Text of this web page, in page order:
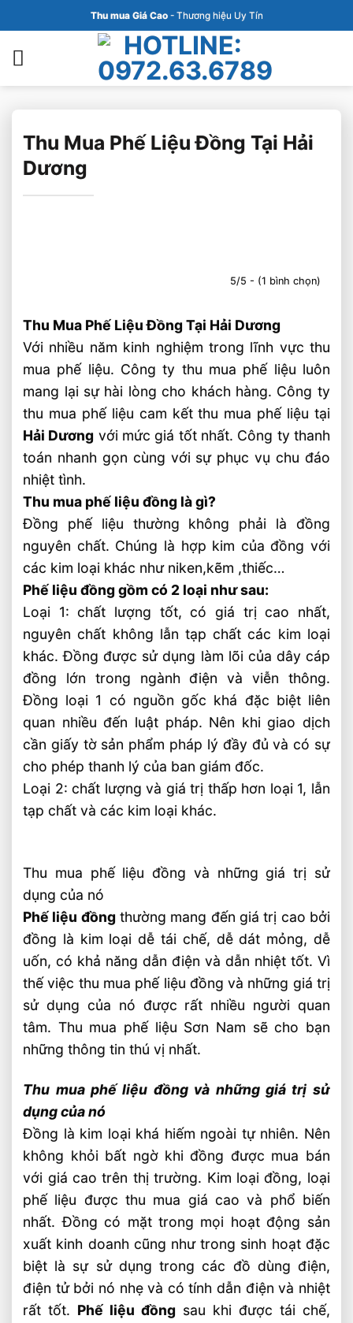
qua
nội
Thu mua Giá Cao- Thương hiệu Uy Tín
Thu Mua Phế Liệu Đồng Tại Hải
Dương
5/5 - (1 bình chọn)
Thu Mua Phế Liệu Đồng Tại Hải Dương
Với nhiều năm kinh nghiệm trong lĩnh vực thu
mua phế liệu. Công ty thu mua phế liệu luôn
mang lại sự hài lòng cho khách hàng. Công ty
thu mua phế liệu cam kết thu mua phế liệu tại
Hải Dương với mức giá tốt nhất. Công ty thanh
toán nhanh gọn cùng với sự phục vụ chu đáo
nhiệt tình.
Thu mua phế liệu đồng là gì?
Đồng phế liệu thường không phải là đồng
nguyên chất. Chúng là hợp kim của đồng với
các kim loại khác như niken,kẽm ,thiếc…
Phế liệu đồng gồm có 2 loại như sau:
Loại 1: chất lượng tốt, có giá trị cao nhất,
nguyên chất không lẫn tạp chất các kim loại
khác. Đồng được sử dụng làm lõi của dây cáp
đồng lớn trong ngành điện và viễn thông.
Đồng loại 1 có nguồn gốc khá đặc biệt liên
quan nhiều đến luật pháp. Nên khi giao dịch
cần giấy tờ sản phẩm pháp lý đầy đủ và có sự
cho phép thanh lý của ban giám đốc.
Loại 2: chất lượng và giá trị thấp hơn loại 1, lẫn
tạp chất và các kim loại khác.
Thu mua phế liệu đồng và những giá trị sử
dụng của nó
Phế liệu đồngthường mang đến giá trị cao bởi
đồng là kim loại dễ tái chế, dễ dát mỏng, dễ
uốn, có khả năng dẫn điện và dẫn nhiệt tốt. Vì
thế việc thu mua phế liệu đồng và những giá trị
sử dụng của nó được rất nhiều người quan
tâm. Thu mua phế liệu Sơn Nam sẽ cho bạn
những thông tin thú vị nhất.
Thu mua phế liệu đồng và những giá trị sử
dụng của nó
Đồng là kim loại khá hiếm ngoài tự nhiên. Nên
không khỏi bất ngờ khi đồng được mua bán
với giá cao trên thị trường. Kim loại đồng, loại
phế liệu được thu mua giá cao và phổ biến
nhất. Đồng có mặt trong mọi hoạt động sản
xuất kinh doanh cũng như trong sinh hoạt đặc
biệt là sự sử dụng trong các đồ dùng điện,
điện tử bởi nó nhẹ và có tính dẫn điện và nhiệt
rất tốt. Phế liệu đồng sau khi được tái chế,